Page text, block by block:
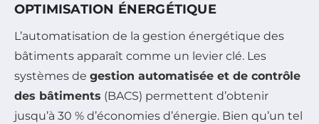
OPTIMISATION ÉNERGÉTIQUE
L’automatisation de la gestion énergétique des
bâtiments apparaît comme un levier clé. Les
systèmes de gestion automatisée et de contrôle
des bâtiments (BACS) permettent d’obtenir
jusqu’à 30 % d’économies d’énergie. Bien qu’un tel